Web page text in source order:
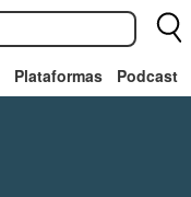
Plataformas Podcast